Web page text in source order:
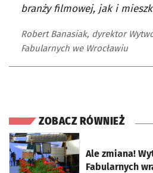
branży filmowej, jak i
Robert Banasiak, dyrektor
Fabularnych we Wrocławiu
ZOBACZ RÓWNIEŻ
Ale zmiana!
Fabularnych
otworzy się w nowej karcie